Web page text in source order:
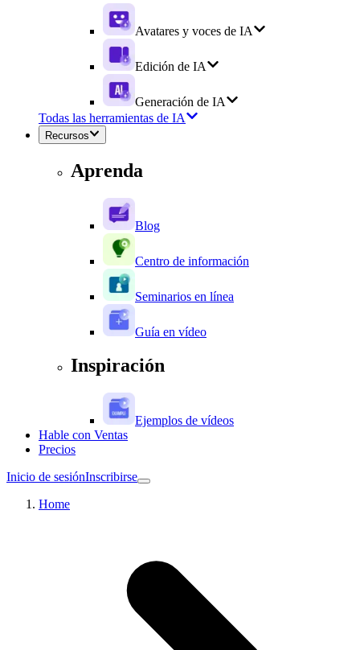
Avatares y voces de IA
Edición de IA
Generación de IA
Todas las herramientas de IA
Recursos
Aprenda
Blog
Centro de información
Seminarios en línea
Guía en vídeo
Inspiración
Ejemplos de vídeos
Hable con Ventas
Precios
Inicio de sesiónInscribirse
Home